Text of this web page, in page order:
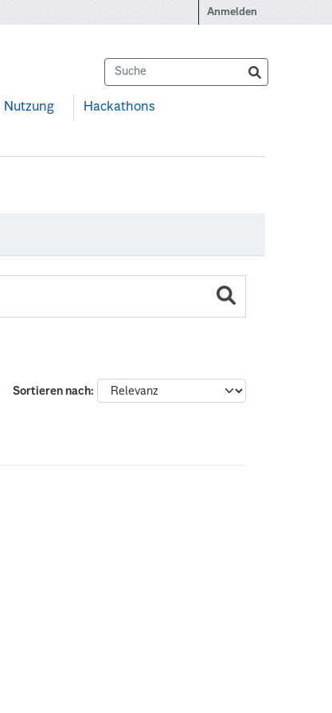
Anmelden
Nutzung Hackathons
Sortieren nach